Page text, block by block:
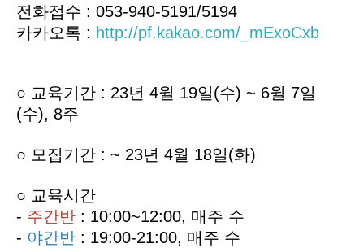
전화접수 : 053-940-5191/5194
카카오톡 : http://pf.kakao.com/_mExoCxb
○ 교육기간 : 23년 4월 19일(수) ~ 6월 7일
(수), 8주
○ 모집기간 : ~ 23년 4월 18일(화)
○ 교육시간
- 주간반 : 10:00~12:00, 매주 수
- 야간반 : 19:00-21:00, 매주 수